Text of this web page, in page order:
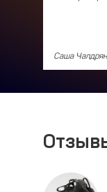
Саша Чалдрян